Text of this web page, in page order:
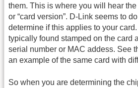
them. This is where you will hear the
or “card version”. D-Link seems to
determine if this applies to your
typically found stamped on the card
serial number or MAC addess. See
an example of the same card with
So when you are determining the